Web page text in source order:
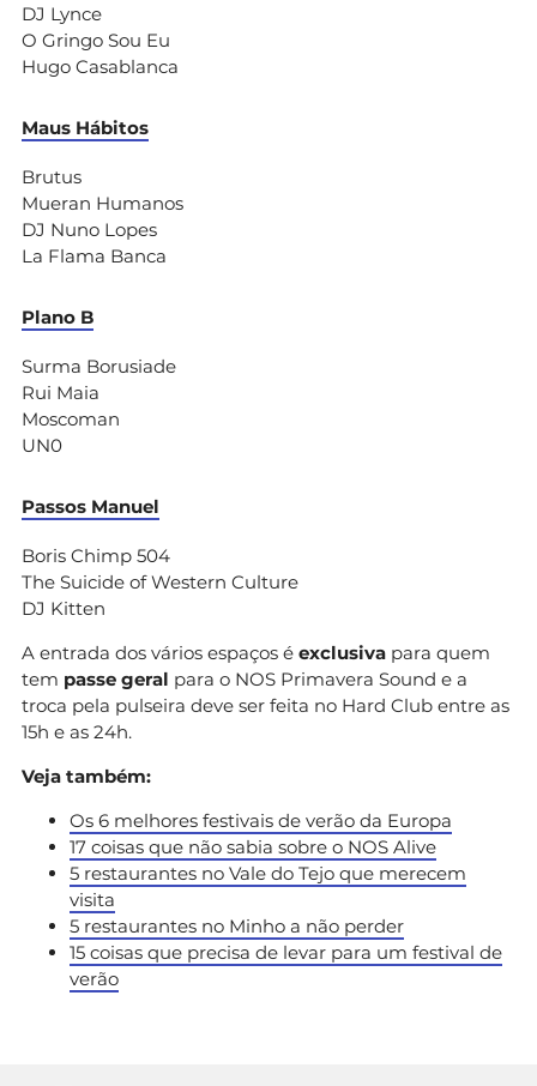
DJ Lynce
O Gringo Sou Eu
Hugo Casablanca
Maus Hábitos
Brutus
Mueran Humanos
DJ Nuno Lopes
La Flama Banca
Plano B
Surma Borusiade
Rui Maia
Moscoman
UN0
Passos Manuel
Boris Chimp 504
The Suicide of Western Culture
DJ Kitten
A entrada dos vários espaços é exclusiva para quem
tem passe geral para o NOS Primavera Sound e a
troca pela pulseira deve ser feita no Hard Club entre as
15h e as 24h.
Veja também:
Os 6 melhores festivais de verão da Europa
17 coisas que não sabia sobre o NOS Alive
5 restaurantes no Vale do Tejo que merecem
visita
5 restaurantes no Minho a não perder
15 coisas que precisa de levar para um festival de
verão